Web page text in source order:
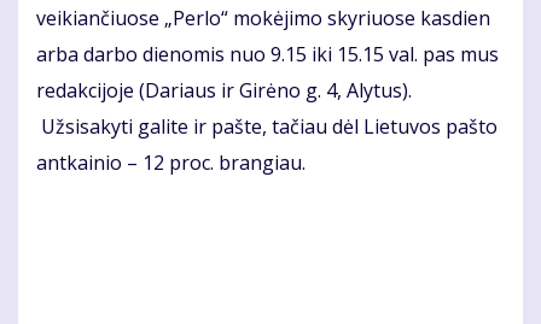
veikiančiuose „Perlo“ mokėjimo skyriuose kasdien
arba darbo dienomis nuo 9.15 iki 15.15 val. pas mus
redakcijoje (Dariaus ir Girėno g. 4, Alytus).
Užsisakyti galite ir pašte, tačiau dėl Lietuvos pašto
antkainio – 12 proc. brangiau.